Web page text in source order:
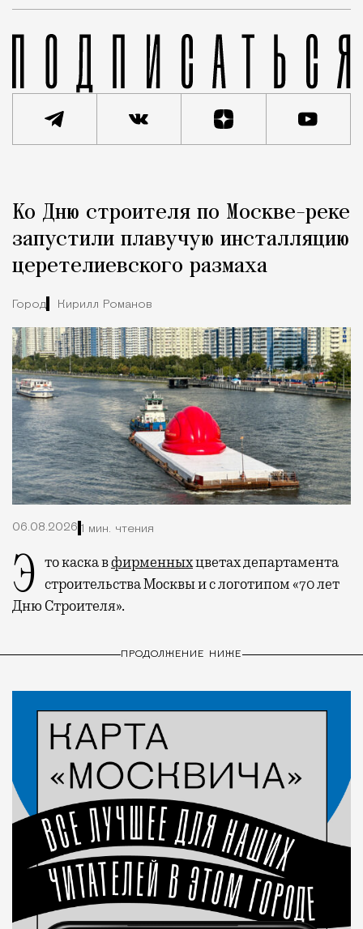
Город
Ко Дню строителя по Москве-реке
запустили плавучую инсталляцию
церетелиевского размаха
Город Кирилл Романов
06.08.2026 1 мин. чтения
Это каска вфирменныхцветах департамента
строительства Москвы и с логотипом «70 лет
Дню Строителя».
ПРОДОЛЖЕНИЕ НИЖЕ